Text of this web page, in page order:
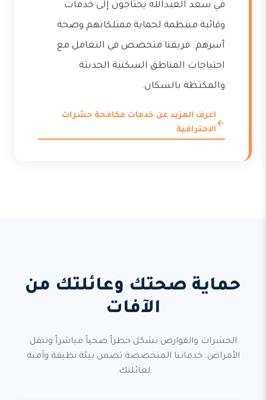
في سعد العبدالله يحتاجون إلى خدمات
وقائية منتظمة لحماية ممتلكاتهم وصحة
أسرهم. فريقنا متخصص في التعامل مع
احتياجات المناطق السكنية الحديثة
والمكتظة بالسكان.
اعرف المزيد عن خدمات مكافحة حشرات
الاحترافية
حماية صحتك وعائلتك من
الآفات
الحشرات والقوارض تشكل خطراً صحياً مباشراً وتنقل
الأمراض. خدماتنا المتخصصة تضمن بيئة نظيفة وآمنة
لعائلتك.